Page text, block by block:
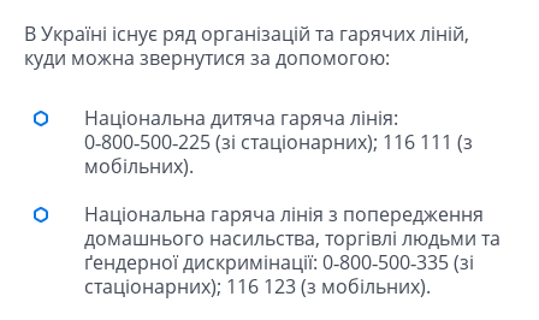
В Україні існує ряд організацій та гарячих ліній,
куди можна звернутися за допомогою:
Національна дитяча гаряча лінія:
0‑800‑500‑225 (зі стаціонарних); 116 111 (з
мобільних).
Національна гаряча лінія з попередження
домашнього насильства, торгівлі людьми та
ґендерної дискримінації: 0‑800‑500‑335 (зі
стаціонарних); 116 123 (з мобільних).